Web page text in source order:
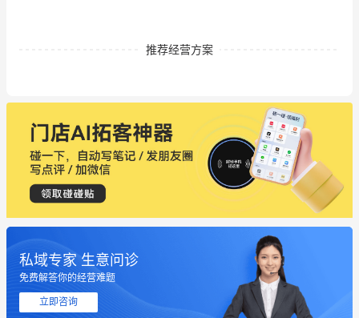
推荐经营方案
私域专家 生意问诊
免费解答你的经营难题
立即咨询
这个营销策划案例推荐大家看一下
用有赞就能在微信、小红书同时经营了